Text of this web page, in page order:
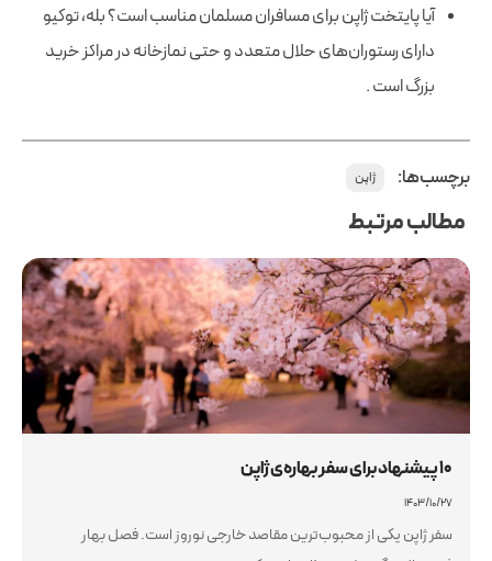
آیا پایتخت ژاپن برای مسافران مسلمان مناسب است؟ بله، توکیو
دارای رستوران‌های حلال متعدد و حتی نمازخانه در مراکز خرید
بزرگ است .
برچسب‌ها: ژاپن
مطالب مرتبط
10 پیشنهاد برای سفر بهاره‌ی ژاپن
۱۴۰۳/۱۰/۲۷
سفر ژاپن یکی از محبوب‌ترین مقاصد خارجی نوروز است. فصل بهار